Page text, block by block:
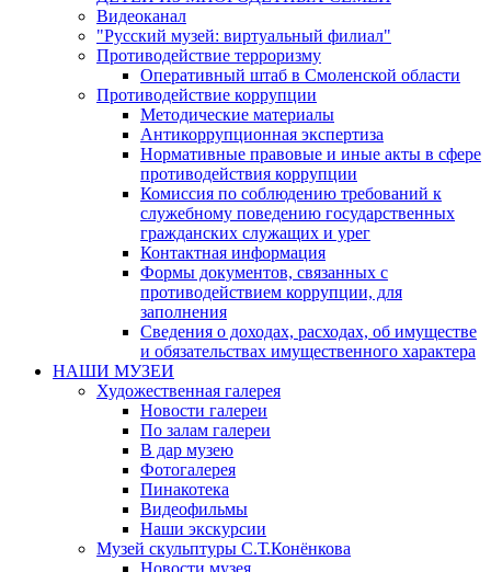
Видеоканал
"Русский музей: виртуальный филиал"
Противодействие терроризму
Оперативный штаб в Смоленской области
Противодействие коррупции
Методические материалы
Антикоррупционная экспертиза
Нормативные правовые и иные акты в сфере
противодействия коррупции
Комиссия по соблюдению требований к
служебному поведению государственных
гражданских служащих и урег
Контактная информация
Формы документов, связанных с
противодействием коррупции, для
заполнения
Сведения о доходах, расходах, об имуществе
и обязательствах имущественного характера
НАШИ МУЗЕИ
Художественная галерея
Новости галереи
По залам галереи
В дар музею
Фотогалерея
Пинакотека
Видеофильмы
Наши экскурсии
Музей скульптуры С.Т.Конёнкова
Новости музея